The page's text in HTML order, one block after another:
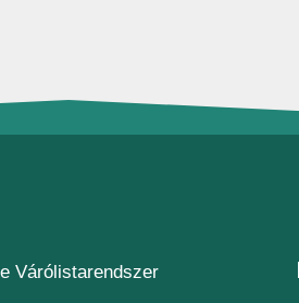
Várólistarendszer(új ablakban